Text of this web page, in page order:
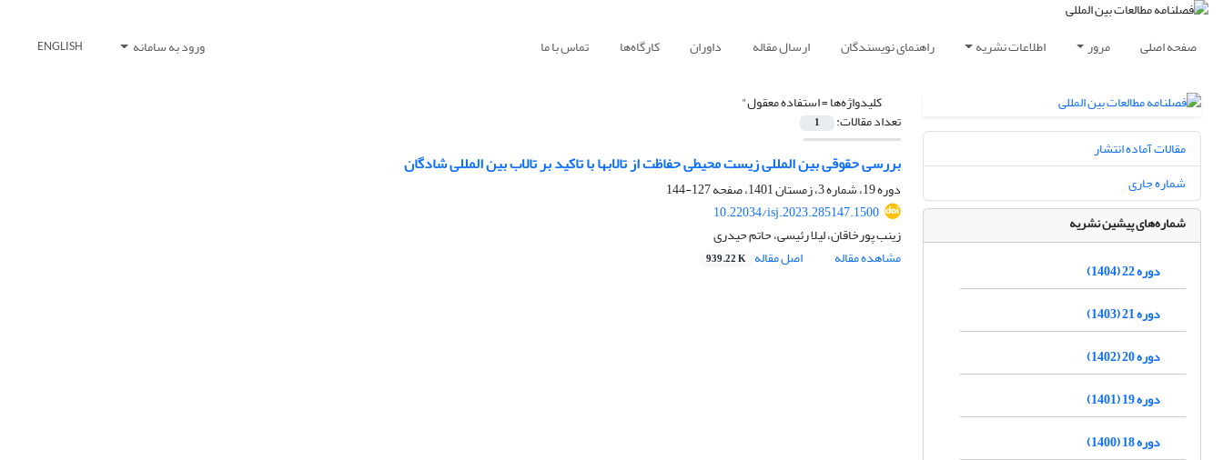
صفحه اصلی مرور اطلاعات نشریه راهنمای نویسندگان ارسال مقاله داوران کارگاه‌ها تماس با ما ورود به سامانه ENGLISH
کلیدواژه‌ها =استفاده معقول"
تعداد مقالات: 1
بررسی حقوقی بین المللی زیست محیطی حفاظت از تالابها با تاکید بر تالاب بین المللی شادگان
دوره 19، شماره 3، زمستان 1401، صفحه
127-144
10.22034/isj.2023.285147.1500
زینب پورخاقان، لیلا رئیسی، حاتم حیدری
مشاهده مقاله
اصل مقاله 939.22 K
مقالات آماده انتشار
شماره جاری
شماره‌های پیشین نشریه
دوره 22 (1404)
دوره 21 (1403)
دوره 20 (1402)
دوره 19 (1401)
دوره 18 (1400)